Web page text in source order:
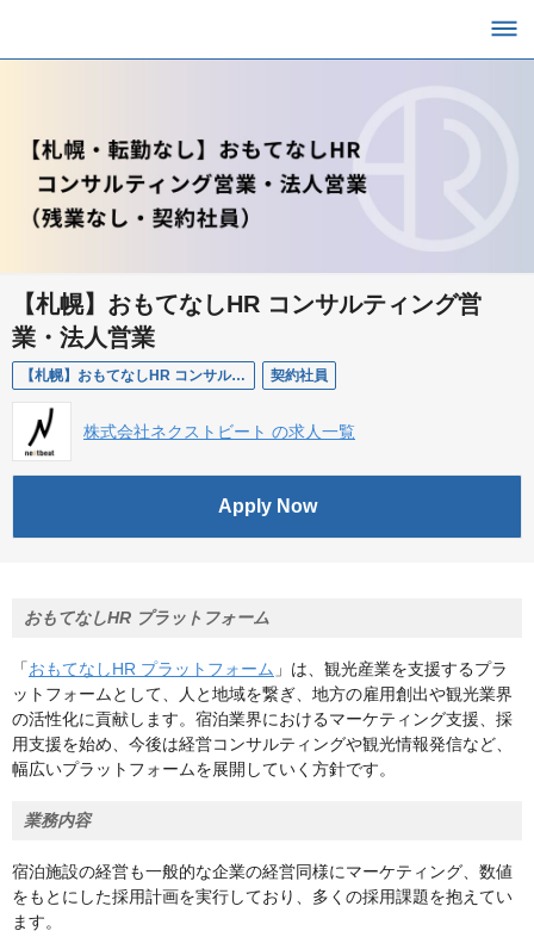
【札幌】おもてなしHR コンサルティング営
業・法人営業
【札幌】おもてなしHR コンサルティング営業・法人営業 契約社員
株式会社ネクストビート の求人一覧
Apply Now
おもてなしHR プラットフォーム
「おもてなしHR プラットフォーム 」は、観光産業を支援するプラ
ットフォームとして、人と地域を繋ぎ、地方の雇用創出や観光業界
の活性化に貢献します。宿泊業界におけるマーケティング支援、採
用支援を始め、今後は経営コンサルティングや観光情報発信など、
幅広いプラットフォームを展開していく方針です。
業務内容
宿泊施設の経営も一般的な企業の経営同様にマーケティング、数値
をもとにした採用計画を実行しており、多くの採用課題を抱えてい
ます。